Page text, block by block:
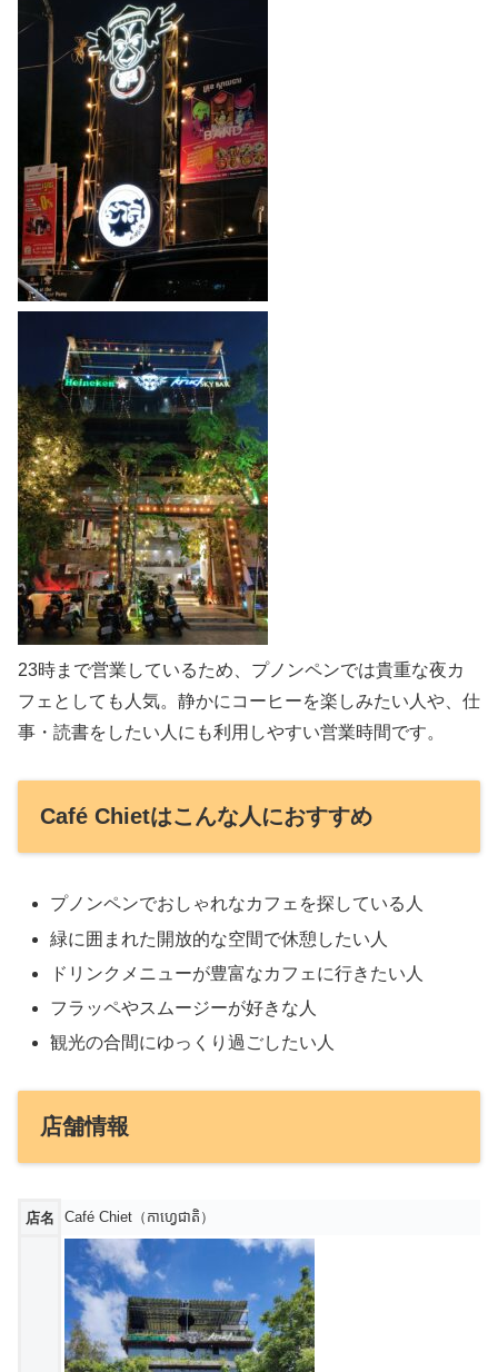
23時まで営業しているため、プノンペンでは貴重な夜カ
フェとしても人気。静かにコーヒーを楽しみたい人や、仕
事・読書をしたい人にも利用しやすい営業時間です。
Café Chietはこんな人におすすめ
プノンペンでおしゃれなカフェを探している人
緑に囲まれた開放的な空間で休憩したい人
ドリンクメニューが豊富なカフェに行きたい人
フラッペやスムージーが好きな人
観光の合間にゆっくり過ごしたい人
店舗情報
店名 Café Chiet（កាហ្វេជាតិ）